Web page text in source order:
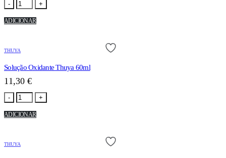
- +
ADICIONAR
THUYA
Solução Oxidante Thuya 60ml
11,30 €
- +
ADICIONAR
THUYA